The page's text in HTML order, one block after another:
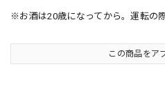
※お酒は20歳になってから。運転の
この商品をア